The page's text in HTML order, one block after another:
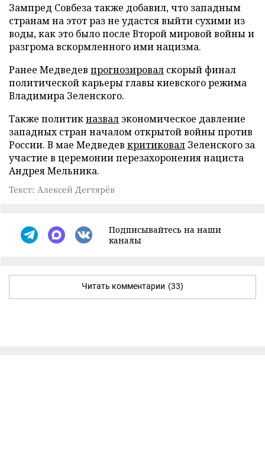
Зампред Совбеза также добавил, что западным
странам на этот раз не удастся выйти сухими из
воды, как это было после Второй мировой войны и
разгрома вскормленного ими нацизма.
Ранее Медведев прогнозировал скорый финал
политической карьеры главы киевского режима
Владимира Зеленского.
Также политикназвал экономическое давление
западных стран началом открытой войны против
России. В мае Медведев критиковал Зеленского за
участие в церемонии перезахоронения нациста
Андрея Мельника.
Текст: Алексей Дегтярёв
Подписывайтесь на наши
каналы
Читать комментарии (33)